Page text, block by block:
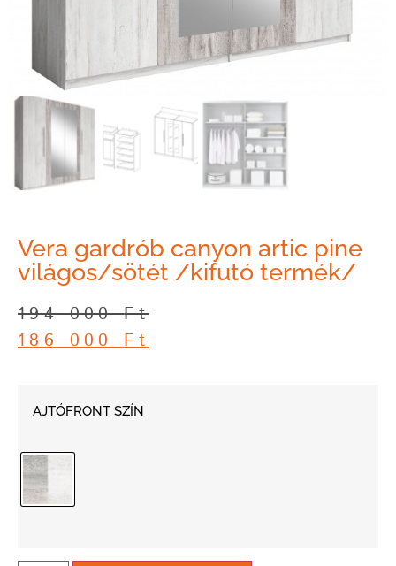
Vera gardrób canyon artic pine
világos/sötét /kifutó termék/
194 000Ft
186 000Ft
AJTÓFRONT SZÍN